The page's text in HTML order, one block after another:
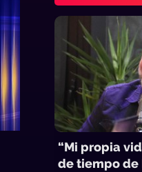
“Mi propia
de tiempo de